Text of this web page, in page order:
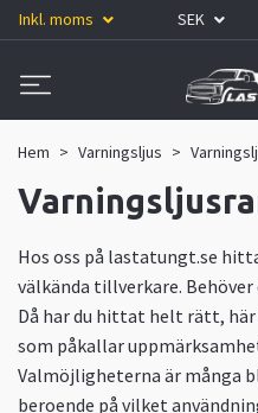
Inkl. moms SEK
Hem Varningsljus
Hos oss på lastatungt.se
välkända tillverkare.
Då har du hittat helt rätt,
som påkallar
Valmöjligheterna är många
beroende på vilket